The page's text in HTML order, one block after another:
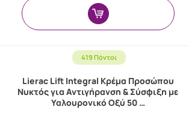
419 Πόντοι
Lierac Lift Integral Κρέμα Προσώπου
Νυκτός για Αντιγήρανση & Σύσφιξη με
Υαλουρονικό Οξύ 50 …